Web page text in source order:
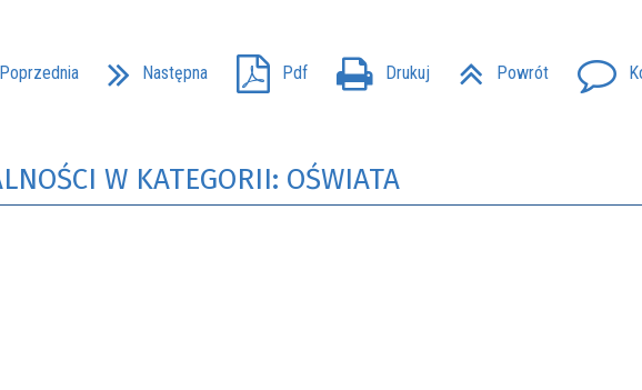
Poprzednia Następna Pdf Drukuj Powrót
W KATEGORII: OŚWIATA